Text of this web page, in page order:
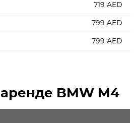
719 AED
799 AED
799 AED
BMW M4